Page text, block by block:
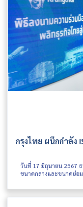
กรุงไทย ผนึกกำลัง
วันที่ 17 มิถุนายน 2567
ขนาดกลางและขนาดย่อม